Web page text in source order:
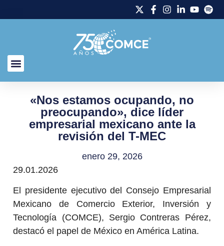
«Nos estamos ocupando, no
preocupando», dice líder
empresarial mexicano ante la
revisión del T-MEC
enero 29, 2026
29.01.2026
El presidente ejecutivo del Consejo Empresarial
Mexicano de Comercio Exterior, Inversión y
Tecnología (COMCE), Sergio Contreras Pérez,
destacó el papel de México en América Latina.